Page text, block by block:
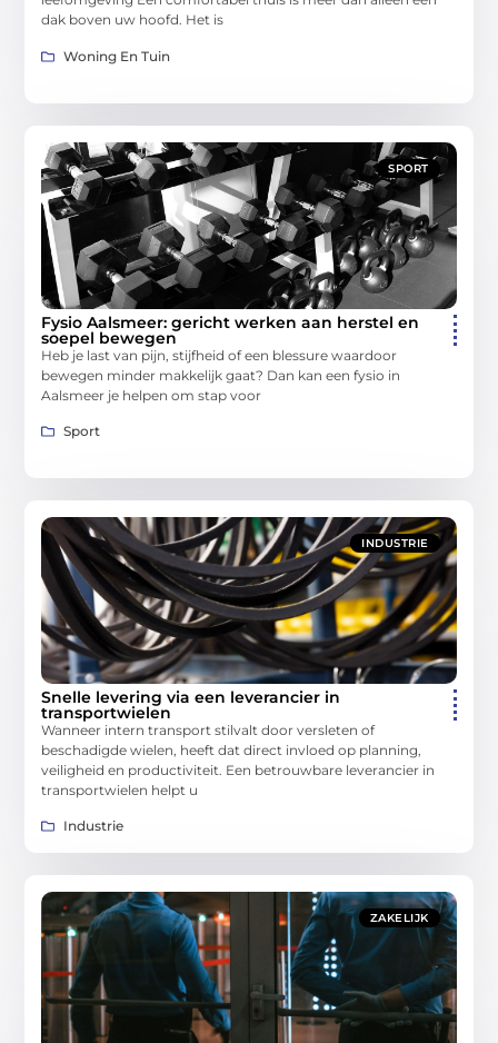
dak boven uw hoofd. Het is
Woning En Tuin
SPORT
Fysio Aalsmeer: gericht werken aan herstel en
soepel bewegen
Heb je last van pijn, stijfheid of een blessure waardoor
bewegen minder makkelijk gaat? Dan kan een fysio in
Aalsmeer je helpen om stap voor
Sport
INDUSTRIE
Snelle levering via een leverancier in
transportwielen
Wanneer intern transport stilvalt door versleten of
beschadigde wielen, heeft dat direct invloed op planning,
veiligheid en productiviteit. Een betrouwbare leverancier in
transportwielen helpt u
Industrie
ZAKELIJK